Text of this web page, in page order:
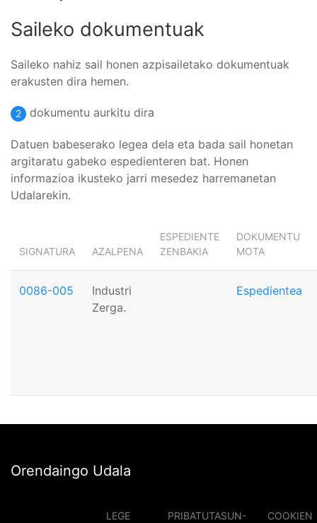
Saileko dokumentuak
Saileko nahiz sail honen azpisailetako dokumentuak
erakusten dira hemen.
2 dokumentu aurkitu dira
Datuen babeserako legea dela eta bada sail honetan
argitaratu gabeko espedienteren bat. Honen
informazioa ikusteko jarri mesedez harremanetan
Udalarekin.
SIGNATURA AZALPENA
ESPEDIENTE
ZENBAKIA
DOKUMENTU
MOTA
0086-005
Industri
Zerga.
Espedientea
Orendaingo Udala
LEGE
PRIBATUTASUN-
COOKIEN